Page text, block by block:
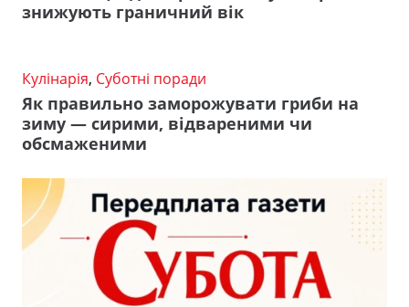
знижують граничний вік
Кулінарія, Суботні поради
Як правильно заморожувати гриби на
зиму — сирими, відвареними чи
обсмаженими